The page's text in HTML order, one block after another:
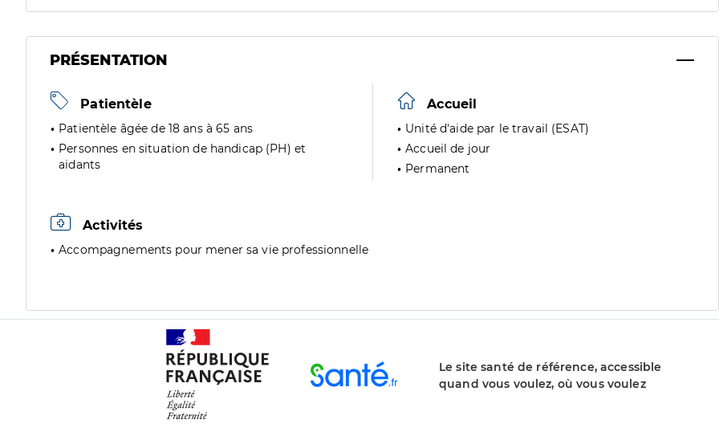
PRÉSENTATION
Patientèle
Patientèle âgée de 18 ans à 65 ans
Personnes en situation de handicap (PH) et
aidants
Accueil
Unité d'aide par le travail (ESAT)
Accueil de jour
Permanent
Activités
Accompagnements pour mener sa vie professionnelle
Le site santé de référence, accessible
quand vous voulez, où vous voulez